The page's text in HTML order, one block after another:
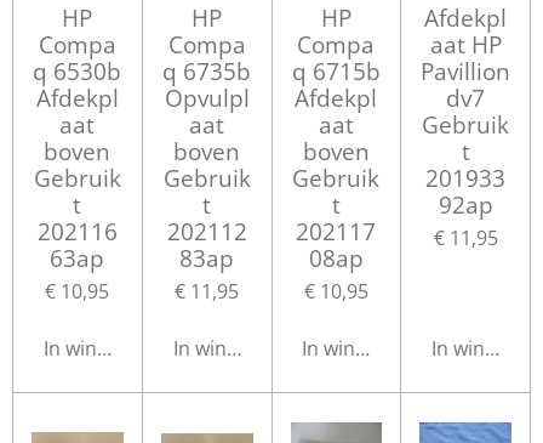
HP
Compa
q 6530b
Afdekpl
aat
boven
Gebruik
t
202116
63ap
€ 10,95
In winkelwagen
HP
Compa
q 6735b
Opvulpl
aat
boven
Gebruik
t
202112
83ap
€ 11,95
In winkelwagen
HP
Compa
q 6715b
Afdekpl
aat
boven
Gebruik
t
202117
08ap
€ 10,95
In winkelwagen
Afdekpl
aat HP
Pavillion
dv7
Gebruik
t
201933
92ap
€ 11,95
In